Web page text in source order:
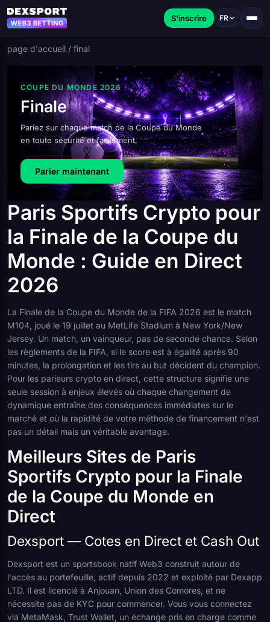
S'inscrire FR
page d'accueil / final
COUPE DU MONDE 2026
Finale
Pariez sur chaque match de la Coupe du Monde
en toute sécurité et facilement.
Parier maintenant
Paris Sportifs Crypto pour
la Finale de la Coupe du
Monde : Guide en Direct
2026
La Finale de la Coupe du Monde de la FIFA 2026 est le match
M104, joué le 19 juillet au MetLife Stadium à New York/New
Jersey. Un match, un vainqueur, pas de seconde chance. Selon
les règlements de la FIFA, si le score est à égalité après 90
minutes, la prolongation et les tirs au but décident du champion.
Pour les parieurs crypto en direct, cette structure signifie une
seule session à enjeux élevés où chaque changement de
dynamique entraîne des conséquences immédiates sur le
marché et où la rapidité de votre méthode de financement n'est
pas un détail mais un véritable avantage.
Meilleurs Sites de Paris
Sportifs Crypto pour la Finale
de la Coupe du Monde en
Direct
Dexsport — Cotes en Direct et Cash Out
Dexsport est un sportsbook natif Web3 construit autour de
l'accès au portefeuille, actif depuis 2022 et exploité par Dexapp
LTD. Il est licencié à Anjouan, Union des Comores, et ne
nécessite pas de KYC pour commencer. Vous vous connectez
via MetaMask, Trust Wallet, un échange pris en charge comme